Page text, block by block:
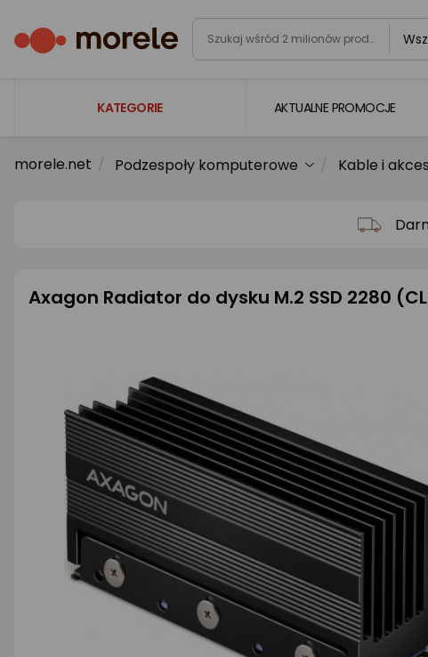
KATEGORIE
Laptopy
Smartfony i smartwatche
AGD duże
AGD małe
Dom i ogród
Biuro i firma
Sport i turystyka
Zabawki i dziecko
Uroda i zdrowie
AKTUALNE PROMOCJE
morele.net Podzespoły komputerowe Kable i
Axagon Radiator do dysku M.2 SSD 2280